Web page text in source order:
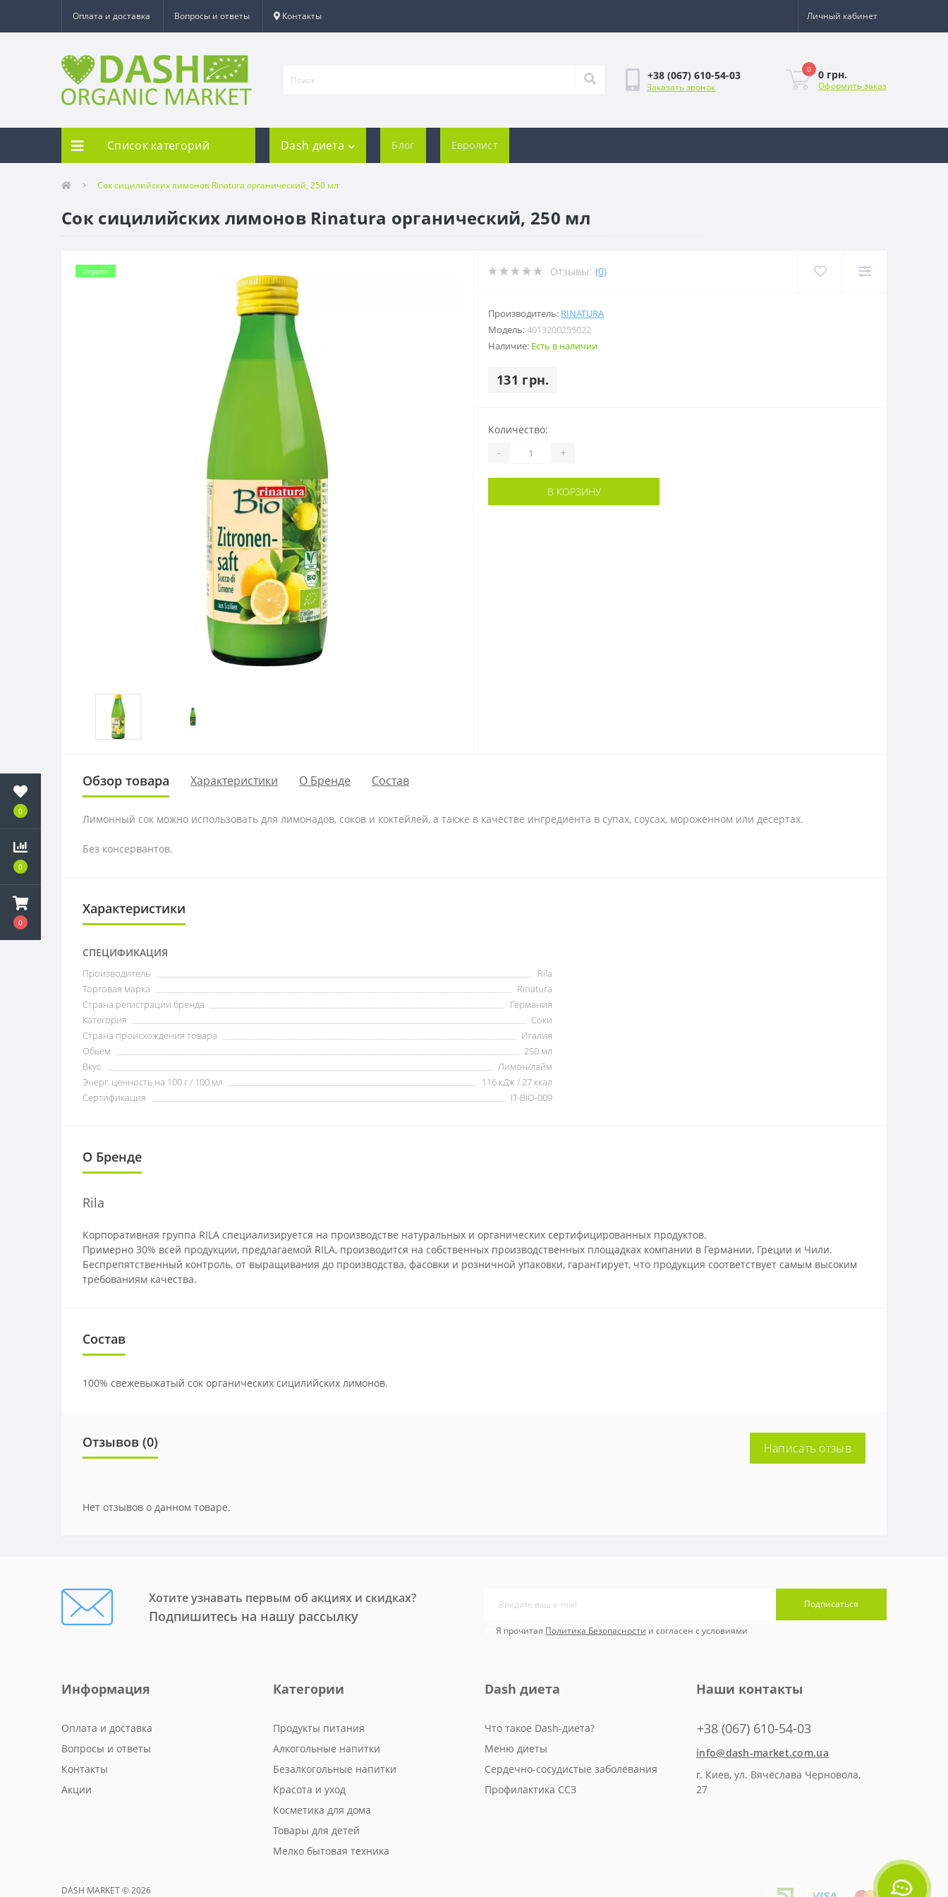
0
0
0
Оплата и доставка Вопросы и ответы Контакты Личный кабинет
+38 (067) 610-54-03
Заказать звонок
0 0 грн.
Оформить заказ
Список категорий Dash диета Блог Евролист
Сок сицилийских лимонов Rinatura органический, 250 мл
Сок сицилийских лимонов Rinatura органический, 250 мл
Organic Отзывы: (0)
Производитель: RINATURA
Модель:4013200255022
Наличие: Есть в наличии
131 грн.
Количество:
- +
В КОРЗИНУ
Обзор товара Характеристики О Бренде Состав
Лимонный сок можно использовать для лимонадов, соков и коктейлей, а также в качестве ингредиента в супах, соусах, мороженном или десертах.
Без консервантов.
Характеристики
СПЕЦИФИКАЦИЯ
Производитель
Rila
Торговая марка
Rinatura
Страна регистрации бренда
Германия
Категория
Соки
Страна происхождения товара
Италия
Обьем
250 мл
Вкус
Лимон/лайм
Энерг. ценность на 100 г / 100 мл
116 кДж / 27 ккал
Сертификация
IT-BIO-009
О Бренде
Rila
Корпоративная группа RILA специализируется на производстве натуральных и органических сертифицированных продуктов.
Примерно 30% всей продукции, предлагаемой RILA, производится на собственных производственных площадках компании в Германии, Греции и Чили.
Беспрепятственный контроль, от выращивания до производства, фасовки и розничной упаковки, гарантирует, что продукция соответствует самым высоким
требованиям качества.
Состав
100% свежевыжатый сок органических сицилийских лимонов.
Отзывов (0) Написать отзыв
Нет отзывов о данном товаре.
Хотите узнавать первым об акциях и скидках?
Подпишитесь на нашу рассылку
Подписаться
Я прочитал Политика Безопасности и согласен с условиями
Информация
Оплата и доставка
Вопросы и ответы
Контакты
Акции
Категории
Продукты питания
Алкогольные напитки
Безалкогольные напитки
Красота и уход
Косметика для дома
Товары для детей
Мелко бытовая техника
Dash диета
Что такое Dash-диета?
Меню диеты
Сердечно-сосудистые заболевания
Профилактика ССЗ
Наши контакты
+38 (067) 610-54-03
info@dash-market.com.ua
г. Киев, ул. Вячеслава Черновола,
27
DASH MARKET © 2026